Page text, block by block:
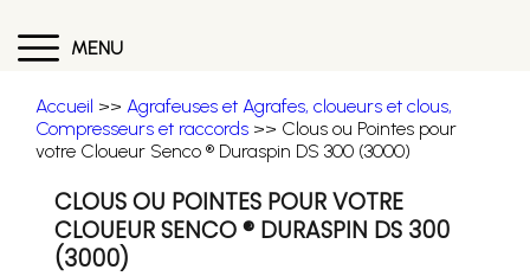
MENU
Accueil >> Agrafeuses et Agrafes, cloueurs et clous,
Compresseurs et raccords >> Clous ou Pointes pour
votre Cloueur Senco ® Duraspin DS 300 (3000)
CLOUS OU POINTES POUR VOTRE
CLOUEUR SENCO ® DURASPIN DS 300
(3000)